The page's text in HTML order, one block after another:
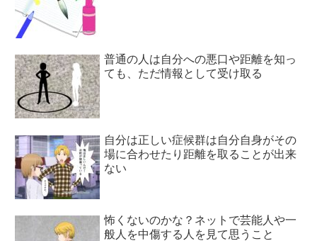
普通の人は自分への悪口や距離を知っ
ても、ただ情報として受け取る
自分は正しい症候群は自分自身がその
場に合わせたり距離を取ることが出来
ない
怖くないのかな？ネットで芸能人や一
般人を中傷する人を見て思うこと